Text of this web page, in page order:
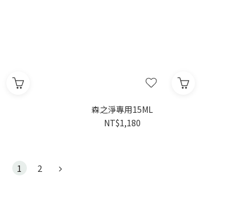
森之淨專用15ML
NT$1,180
1 2